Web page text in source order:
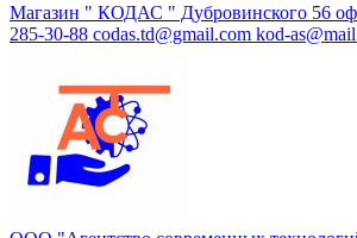
Магазин " КОДАС " Дубровинского 56
285-30-88 codas.td@gmail.com kod-